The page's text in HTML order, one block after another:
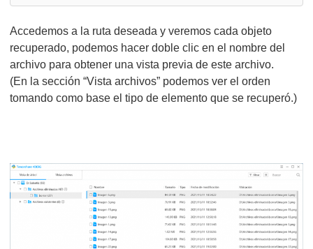
Accedemos a la ruta deseada y veremos cada objeto
recuperado, podemos hacer doble clic en el nombre del
archivo para obtener una vista previa de este archivo.
(En la sección “Vista archivos” podemos ver el orden
tomando como base el tipo de elemento que se recuperó.)